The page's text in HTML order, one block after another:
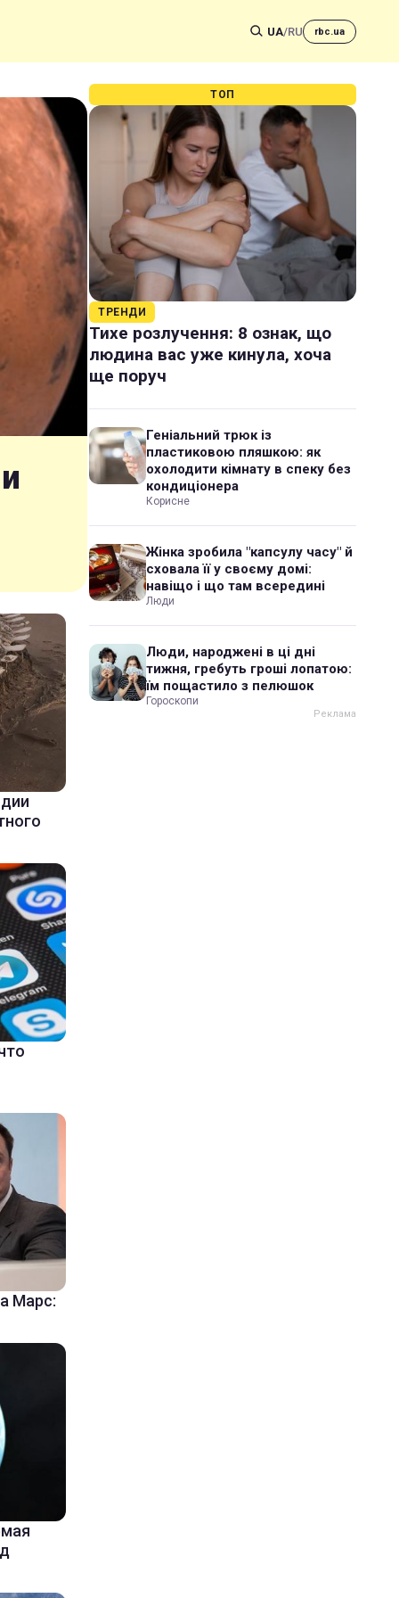
UA/RU rbc.ua
Марс:
ТОП
ТРЕНДИ
Тихе розлучення: 8 ознак, що
людина вас уже кинула, хоча
ще поруч
Геніальний трюк із
пластиковою пляшкою: як
охолодити кімнату в спеку без
кондиціонера
Корисне
Жінка зробила "капсулу часу" й
сховала її у своєму домі:
навіщо і що там всередині
Люди
Люди, народжені в ці дні
тижня, гребуть гроші лопатою:
їм пощастило з пелюшок
Гороскопи